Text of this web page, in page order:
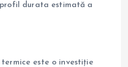
durata estimată a
este o investiție